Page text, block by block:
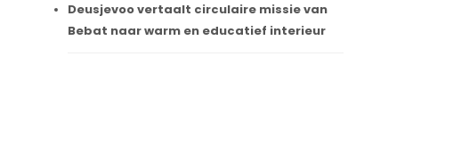
Deusjevoo vertaalt circulaire missie van
Bebat naar warm en educatief interieur